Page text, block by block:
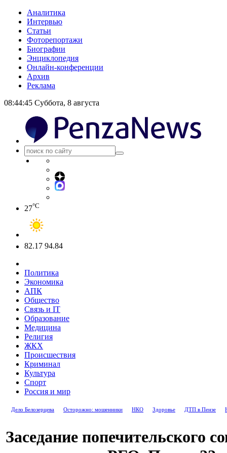
Аналитика
Интервью
Статьи
Фоторепортажи
Биографии
Энциклопедия
Онлайн-конференции
Архив
Реклама
08:44:45 Суббота, 8 августа
27°C
82.17 94.84
Политика
Экономика
АПК
Общество
Связь и IT
Образование
Медицина
Религия
ЖКХ
Происшествия
Криминал
Культура
Спорт
Россия и мир
Дело Белозерцева Осторожно: мошенники НКО Здоровье ДТП в Пензе
Заседание попечительского